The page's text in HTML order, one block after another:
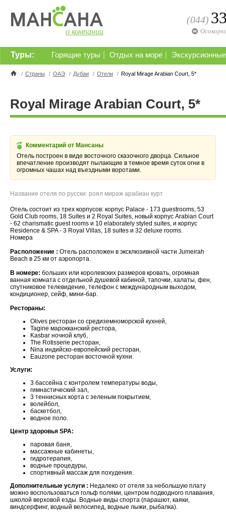
о компании
(044)
Горящие туры Отдых на море
Туры:
/ Страны / ОАЭ / Дубаи / Отели / Royal Mirage Arabian Court, 5*
Royal Mirage Arabian Court, 5*
Комментарий от Мансаны
Отель построен в виде восточного сказочного дворца. Сильное
впечатление производят пылающие в темное время суток огни в
огромных чашах над въездными воротами.
Название отеля по русски: роял мираж арабиан курт
Отель состоит из трех корпусов: корпус Palace - 173 guestrooms, 53
Gold Club rooms, 18 Suites и 2 Royal Suites, новый корпус Arabian Court
- 62 charismatic guest rooms и 10 elaborately styled suites, и корпус
Residence & SPA - 3 Royal Villas, 18 suites и 32 deluxe rooms.
Номера
Расположение : Отель расположен в эксклюзивной части Jumeirah
Beach в 25 км от аэропорта.
В номере: больших или королевских размеров кровать, огромная
ванная комната с отдельной душевой кабиной, тапочки, халаты, фен,
спутниковое телевидение, телефон с международным выходом,
кондиционер, сейф, мини-бар.
Рестораны:
Olives ресторан со средиземноморской кухней,
Tagine марокканский рестора,
Kasbar ночной клуб,
The Rotisserie ресторан,
Nina индийско-европейский ресторан,
Eauzone ресторан восточной кухни.
Услуги:
3 бассейна с контролем температуры воды,
гимнастический зал,
3 теннисных корта с зеленым покрытием,
волейбол,
баскетбол,
водное поло.
Центр здоровья SPA:
паровая баня,
массажные кабинеты,
гидротерапия,
водные процедуры,
спортивный массаж для похудения.
Дополнительные услуги : Недалеко от отеля за небольшую плату
можно воспользоваться гольф полями, центром подводного плавания,
школой верховой езды. Водные виды спорта (парашют, каяки,
виндсерфинг, водный велосипед, водные лыжи, рыбалка).